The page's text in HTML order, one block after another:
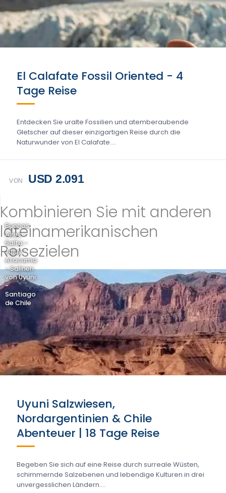
El Calafate Fossil Oriented - 4
Tage Reise
Entdecken Sie uralte Fossilien und atemberaubende
Gletscher auf dieser einzigartigen Reise durch die
Naturwunder von El Calafate....
VON USD 2.091
Kombinieren Sie mit anderen
lateinamerikanischen
Reisezielen
Buenos
Aires -
Salta -
Jujuy -
Atacama
- Salinen
von Uyuni
-
Santiago
de Chile
Uyuni Salzwiesen,
Nordargentinien & Chile
Abenteuer | 18 Tage Reise
Begeben Sie sich auf eine Reise durch surreale Wüsten,
schimmernde Salzebenen und lebendige Kulturen in drei
unvergesslichen Ländern....